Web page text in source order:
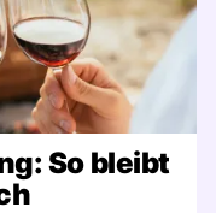
So bleibt